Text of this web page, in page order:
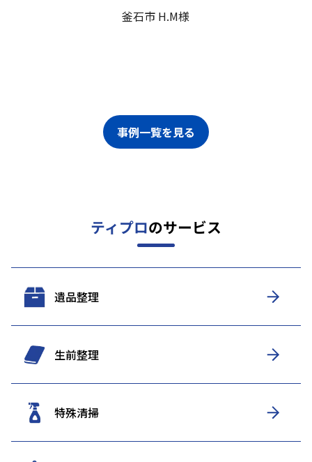
釜石市 H.M様
事例一覧を見る
ティプロのサービス
遺品整理
生前整理
特殊清掃